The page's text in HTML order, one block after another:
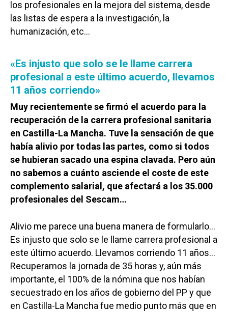
los profesionales en la mejora del sistema, desde
las listas de espera a la investigación, la
humanización, etc…
«Es injusto que solo se le llame carrera
profesional a este último acuerdo, llevamos
11 años corriendo»
Muy recientemente se firmó el acuerdo para la
recuperación de la carrera profesional sanitaria
en Castilla-La Mancha. Tuve la sensación de que
había alivio por todas las partes, como si todos
se hubieran sacado una espina clavada. Pero aún
no sabemos a cuánto asciende el coste de este
complemento salarial, que afectará a los 35.000
profesionales del Sescam…
Alivio me parece una buena manera de formularlo…
Es injusto que solo se le llame carrera profesional a
este último acuerdo. Llevamos corriendo 11 años…
Recuperamos la jornada de 35 horas y, aún más
importante, el 100% de la nómina que nos habían
secuestrado en los años de gobierno del PP y que
en Castilla-La Mancha fue medio punto más que en